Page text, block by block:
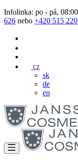
Infolinka: po - pá,
626 nebo +420 515
cz
sk
de
en